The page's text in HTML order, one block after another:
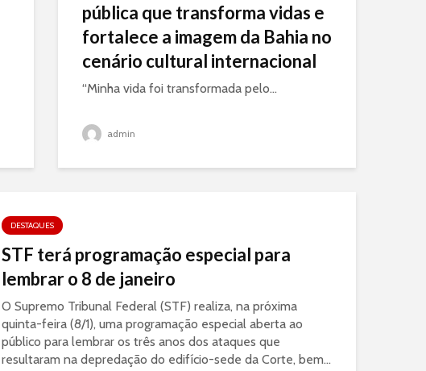
pública que transforma vidas e
fortalece a imagem da Bahia no
cenário cultural internacional
“Minha vida foi transformada pelo...
admin
DESTAQUES
STF terá programação especial para
lembrar o 8 de janeiro
O Supremo Tribunal Federal (STF) realiza, na próxima
quinta-feira (8/1), uma programação especial aberta ao
público para lembrar os três anos dos ataques que
resultaram na depredação do edifício-sede da Corte, bem...